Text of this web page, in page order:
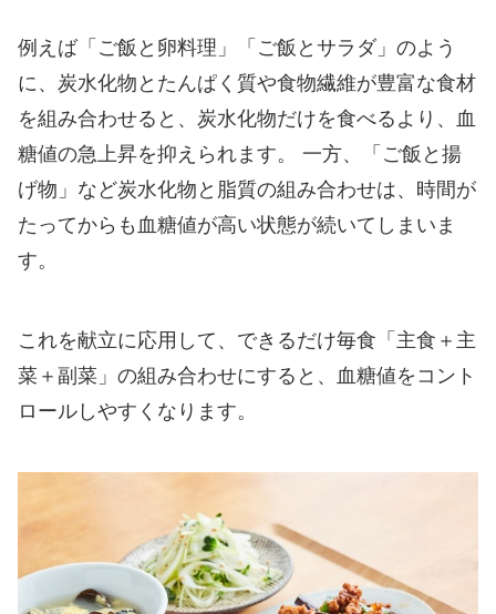
例えば「ご飯と卵料理」「ご飯とサラダ」のよう
に、炭水化物とたんぱく質や食物繊維が豊富な食材
を組み合わせると、炭水化物だけを食べるより、血
糖値の急上昇を抑えられます。 一方、「ご飯と揚
げ物」など炭水化物と脂質の組み合わせは、時間が
たってからも血糖値が高い状態が続いてしまいま
す。
これを献立に応用して、できるだけ毎食「主食＋主
菜＋副菜」の組み合わせにすると、血糖値をコント
ロールしやすくなります。